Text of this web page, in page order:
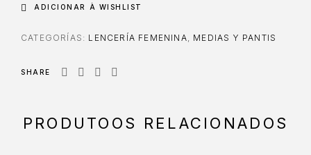
ADICIONAR À WISHLIST
CATEGORÍAS: LENCERÍA FEMENINA, MEDIAS Y PANTIS
SHARE
PRODUTOOS RELACIONADOS